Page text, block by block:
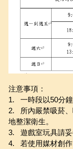
English
02-2981-
注意事項：
1.   一時段以50分鐘
2.   所內嚴禁吸菸
地整潔衛生。
3.   遊戲室玩具請
4.   若使用媒材創